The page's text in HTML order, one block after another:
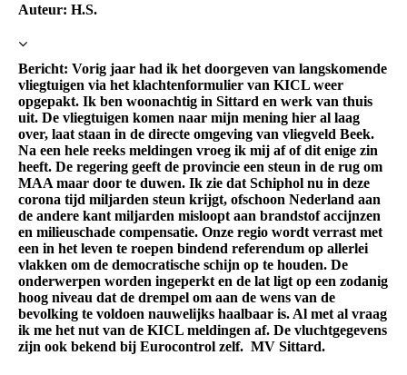
Auteur: H.S.
Bericht: Vorig jaar had ik het doorgeven van langskomende
vliegtuigen via het klachtenformulier van KICL weer
opgepakt. Ik ben woonachtig in Sittard en werk van thuis
uit. De vliegtuigen komen naar mijn mening hier al laag
over, laat staan in de directe omgeving van vliegveld Beek.
Na een hele reeks meldingen vroeg ik mij af of dit enige zin
heeft. De regering geeft de provincie een steun in de rug om
MAA maar door te duwen. Ik zie dat Schiphol nu in deze
corona tijd miljarden steun krijgt, ofschoon Nederland aan
de andere kant miljarden misloopt aan brandstof accijnzen
en milieuschade compensatie. Onze regio wordt verrast met
een in het leven te roepen bindend referendum op allerlei
vlakken om de democratische schijn op te houden. De
onderwerpen worden ingeperkt en de lat ligt op een zodanig
hoog niveau dat de drempel om aan de wens van de
bevolking te voldoen nauwelijks haalbaar is. Al met al vraag
ik me het nut van de KICL meldingen af. De vluchtgegevens
zijn ook bekend bij Eurocontrol zelf. MV Sittard.